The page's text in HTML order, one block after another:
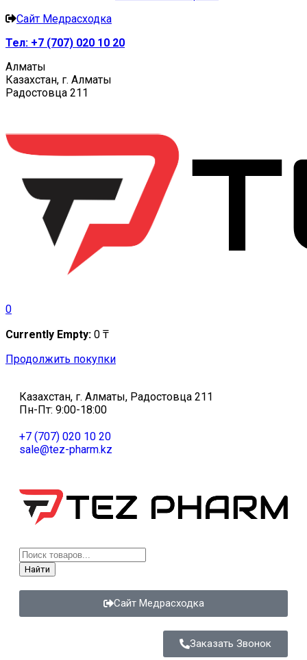
Сайт Медрасходка
Тел: +7 (707) 020 10 20
Алматы
Казахстан, г. Алматы
Радостовца 211
0
Currently Empty: 0 ₸
Продолжить покупки
Казахстан, г. Алматы, Радостовца 211
Пн-Пт: 9:00-18:00
+7 (707) 020 10 20
sale@tez-pharm.kz
Найти
Сайт Медрасходка
Заказать Звонок